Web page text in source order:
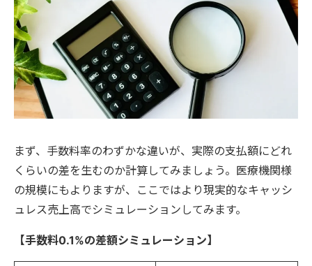
まず、手数料率のわずかな違いが、実際の支払額にどれ
くらいの差を生むのか計算してみましょう。医療機関様
の規模にもよりますが、ここではより現実的なキャッシ
ュレス売上高でシミュレーションしてみます。
【手数料0.1%の差額シミュレーション】